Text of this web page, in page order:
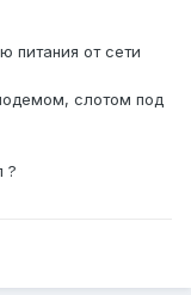
питания от сети
слотом под
?